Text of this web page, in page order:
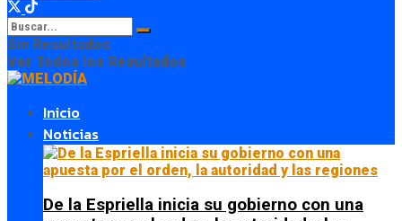
Sin Resultados
Ver Todos los Resultados
Inicio
Noticias
De la Espriella inicia su gobierno con una